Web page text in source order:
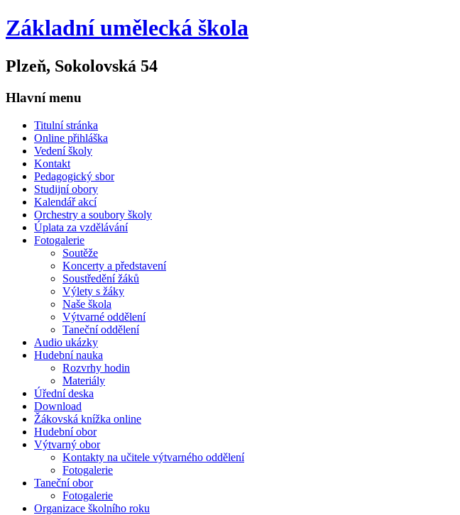
Základní umělecká škola
Plzeň, Sokolovská 54
Hlavní menu
Titulní stránka
Online přihláška
Vedení školy
Kontakt
Pedagogický sbor
Studijní obory
Kalendář akcí
Orchestry a soubory školy
Úplata za vzdělávání
Fotogalerie
Soutěže
Koncerty a představení
Soustředění žáků
Výlety s žáky
Naše škola
Výtvarné oddělení
Taneční oddělení
Audio ukázky
Hudební nauka
Rozvrhy hodin
Materiály
Úřední deska
Download
Žákovská knížka online
Hudební obor
Výtvarný obor
Kontakty na učitele výtvarného oddělení
Fotogalerie
Taneční obor
Fotogalerie
Organizace školního roku